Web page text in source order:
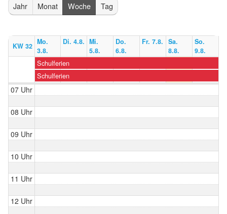
Jahr Monat Woche Tag
KW 32 Mo.
3.8.
Di. 4.8. Mi.
5.8.
Do.
6.8.
Fr. 7.8.
Sa.
8.8.
So.
9.8.
Schulferien
Schulferien
07 Uhr
08 Uhr
09 Uhr
10 Uhr
11 Uhr
12 Uhr